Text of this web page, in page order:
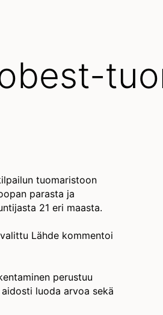
tuomaristoon
parasta ja
21 eri maasta.
Lähde kommentoi
perustuu
luoda arvoa sekä